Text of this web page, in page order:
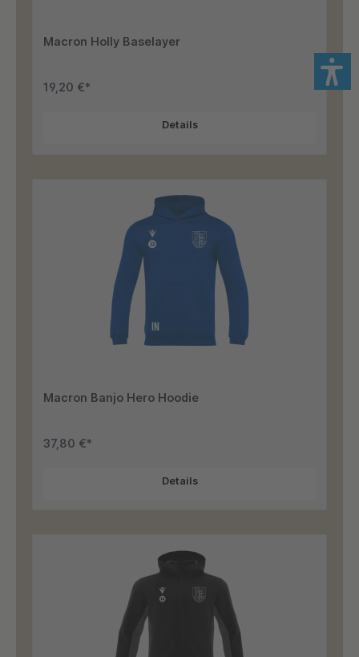
Macron Holly Baselayer
19,20 €*
Details
Macron Banjo Hero Hoodie
37,80 €*
Details